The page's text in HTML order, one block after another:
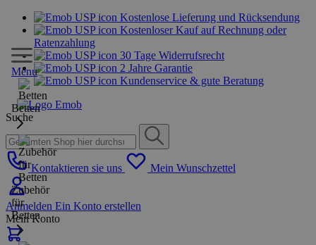
Kostenlose Lieferung und Rücksendung
Kostenloser Kauf auf Rechnung oder
Ratenzahlung
30 Tage Widerrufsrecht
2 Jahre Garantie
Kundenservice & gute Beratung
Suche
Kontaktieren sie uns Mein Wunschzettel
Anmelden Ein Konto erstellen
Mein Konto
Menu
Betten
Zubehör
für
Betten